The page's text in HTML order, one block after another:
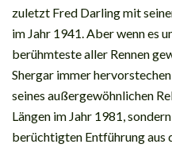
zuletzt Fred Darling mit
im Jahr 1941. Aber wenn es
berühmteste aller Rennen
Shergar immer
seines außergewöhnlichen
Längen im Jahr 1981,
berüchtigten Entführung aus